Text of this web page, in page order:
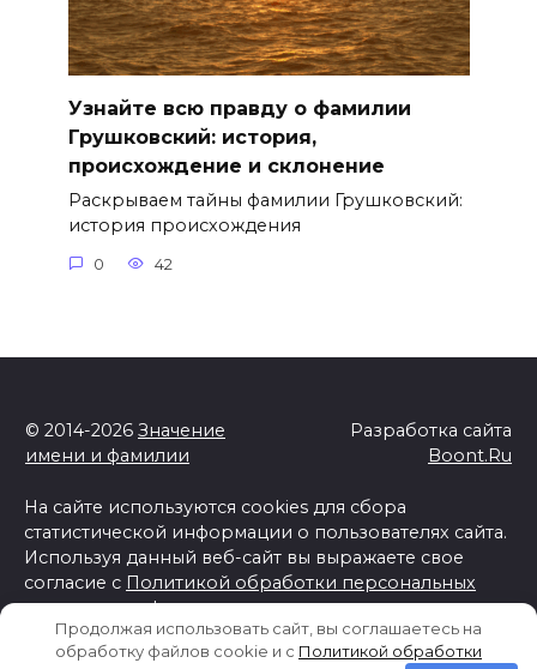
Узнайте всю правду о фамилии
Грушковский: история,
происхождение и склонение
Раскрываем тайны фамилии Грушковский:
история происхождения
0 42
© 2014-2026 Значение
имени и фамилии
Разработка сайта
Boont.Ru
На сайте используются cookies для сбора
статистической информации о пользователях сайта.
Используя данный веб-сайт вы выражаете свое
согласие с Политикой обработки персональных
данных и конфиденциальности
Отказ от ответственности
Продолжая использовать сайт, вы соглашаетесь на
обработку файлов cookie и c Политикой обработки